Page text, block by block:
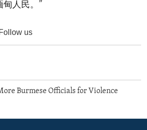
人民。”
Follow us
Burmese Officials for Violence